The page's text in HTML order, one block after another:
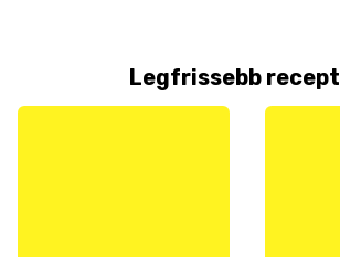
Legfrissebb